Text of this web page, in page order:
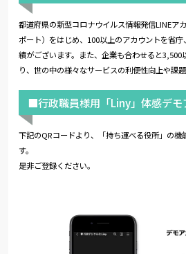
都道府県の新型コロナウイルス情報発信LINEア
ポート）をはじめ、100以上のアカウントを省
績がございます。また、企業も合わせると
り、世の中の様々なサービスの利便性向上や課
■行政職員様用「Liny」体感デモ
下記のQRコードより、「持ち運べる役所」の機
す。
是非ご登録ください。